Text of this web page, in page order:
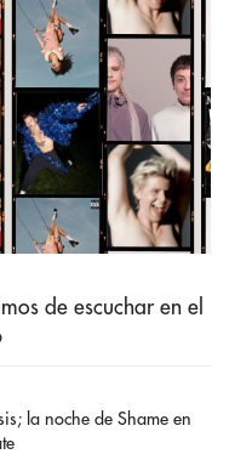
de escuchar en el
la noche de Shame en